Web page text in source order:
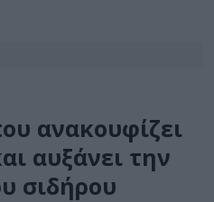
ανακουφίζει
αυξάνει την
σιδήρου